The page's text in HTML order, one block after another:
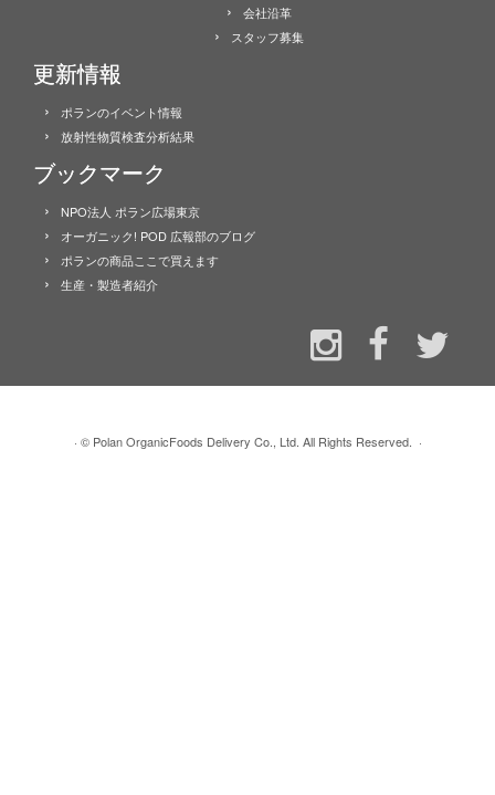
会社沿革
スタッフ募集
更新情報
ポランのイベント情報
放射性物質検査分析結果
ブックマーク
NPO法人 ポラン広場東京
オーガニック! POD 広報部のブログ
ポランの商品ここで買えます
生産・製造者紹介
· © Polan OrganicFoods Delivery Co., Ltd. All Rights Reserved. ·